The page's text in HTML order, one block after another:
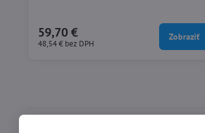
59,70 €
48,54 € bez DPH
Zobraziť